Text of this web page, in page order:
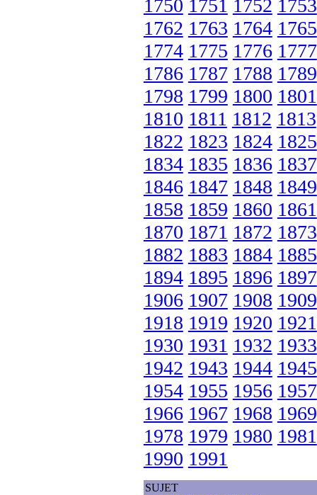
1750 1751 1752 1753
1762 1763 1764 1765
1774 1775 1776 1777
1786 1787 1788 1789
1798 1799 1800 1801
1810 1811 1812 1813
1822 1823 1824 1825
1834 1835 1836 1837
1846 1847 1848 1849
1858 1859 1860 1861
1870 1871 1872 1873
1882 1883 1884 1885
1894 1895 1896 1897
1906 1907 1908 1909
1918 1919 1920 1921
1930 1931 1932 1933
1942 1943 1944 1945
1954 1955 1956 1957
1966 1967 1968 1969
1978 1979 1980 1981
1990 1991
SUJET